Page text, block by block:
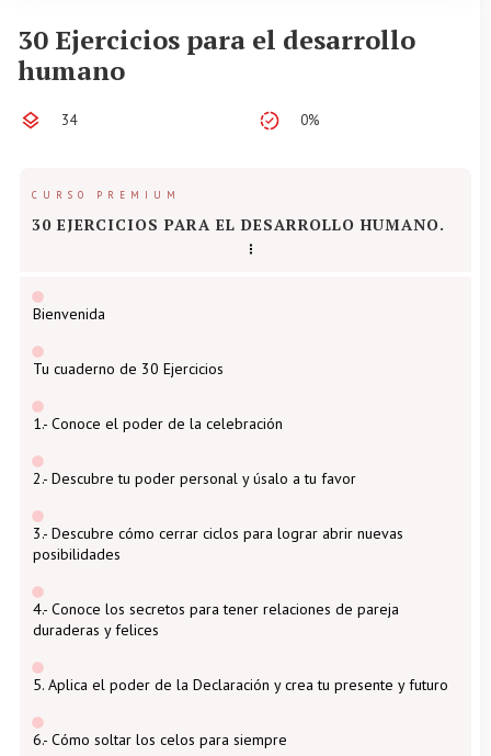
30 Ejercicios para el desarrollo
humano
34 0%
CURSO PREMIUM
30 EJERCICIOS PARA EL DESARROLLO HUMANO.
Bienvenida
Tu cuaderno de 30 Ejercicios
1.- Conoce el poder de la celebración
2.- Descubre tu poder personal y úsalo a tu favor
3.- Descubre cómo cerrar ciclos para lograr abrir nuevas
posibilidades
4.- Conoce los secretos para tener relaciones de pareja
duraderas y felices
5. Aplica el poder de la Declaración y crea tu presente y futuro
6.- Cómo soltar los celos para siempre